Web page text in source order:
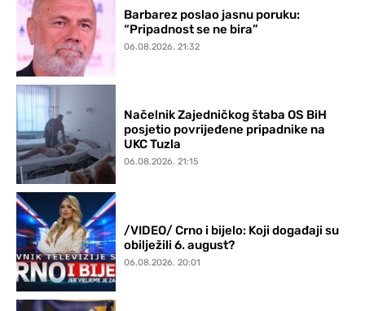
Barbarez poslao jasnu poruku:
“Pripadnost se ne bira”
06.08.2026. 21:32
Načelnik Zajedničkog štaba OS BiH
posjetio povrijeđene pripadnike na
UKC Tuzla
06.08.2026. 21:15
/VIDEO/ Crno i bijelo: Koji događaji su
obilježili 6. august?
06.08.2026. 20:01